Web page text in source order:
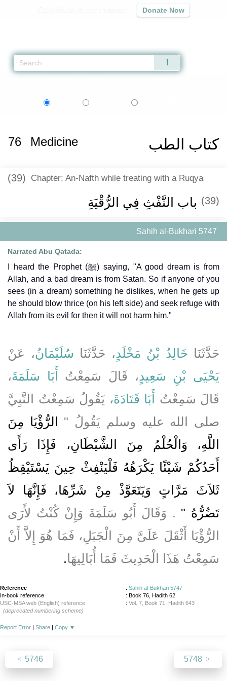
Donate Now
كتاب الطب 76 Medicine
(39) Chapter: An-Nafth while treating with a Ruqya
(39) باب النَّفْثِ فِي الرُّقْيَةِ
Sahih al-Bukhari 5747
Narrated Abu Qatada:
I heard the Prophet (ﷺ) saying, "A good dream is from
Allah, and a bad dream is from Satan. So if anyone of you
sees (in a dream) something he dislikes, when he gets up
he should blow thrice (on his left side) and seek refuge with
Allah from its evil for then it will not harm him."
حَدَّثَنَا خَالِدُ بْنُ مَخْلَدٍ، حَدَّثَنَا سُلَيْمَانُ، عَنْ
يَحْيَى بْنِ سَعِيدٍ، قَالَ سَمِعْتُ أَبَا سَلَمَةَ،
قَالَ سَمِعْتُ
أَبَا قَتَادَةَ، يَقُولُ سَمِعْتُ النَّبِيَّ
صلى الله عليه وسلم يَقُولُ ‏"‏
الرُّؤْيَا مِنَ
اللَّهِ، وَالْحُلْمُ مِنَ الشَّيْطَانِ، فَإِذَا رَأَى
أَحَدُكُمْ شَيْئًا يَكْرَهُهُ فَلْيَنْفِثْ حِينَ يَسْتَيْقِظُ
ثَلاَثَ مَرَّاتٍ وَيَتَعَوَّذْ مِنْ شَرِّهَا، فَإِنَّهَا لاَ
تَضُرُّهُ ‏" ‏‏.‏ وَقَالَ أَبُو سَلَمَةَ وَإِنْ كُنْتُ لأَرَى
الرُّؤْيَا أَثْقَلَ عَلَىَّ مِنَ الْجَبَلِ، فَمَا هُوَ إِلاَّ أَنْ
سَمِعْتُ هَذَا الْحَدِيثَ فَمَا أُبَالِيهَا‏.‏
Reference : Sahih al-Bukhari 5747
In-book reference
: Book 76, Hadith 62
USC-MSA web (English) reference
: Vol. 7, Book 71, Hadith 643
(deprecated numbering scheme)
Report Error | Share | Copy ▼
5746 5748